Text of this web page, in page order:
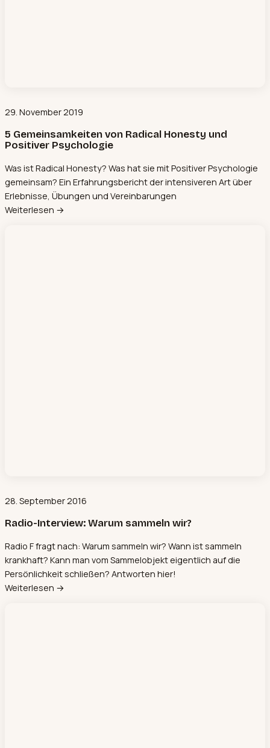
29. November 2019
5 Gemeinsamkeiten von Radical Honesty und
Positiver Psychologie
Was ist Radical Honesty? Was hat sie mit Positiver Psychologie
gemeinsam? Ein Erfahrungsbericht der intensiveren Art über
Erlebnisse, Übungen und Vereinbarungen
Weiterlesen →
28. September 2016
Radio-Interview: Warum sammeln wir?
Radio F fragt nach: Warum sammeln wir? Wann ist sammeln
krankhaft? Kann man vom Sammelobjekt eigentlich auf die
Persönlichkeit schließen? Antworten hier!
Weiterlesen →